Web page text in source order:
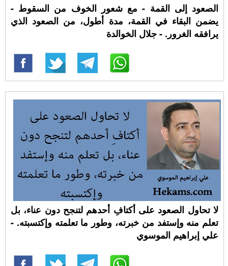
الصعود إلى القمة - مع شعور الخوف من السقوط -
يضمن البقاء في القمة، مدة أطول، من الصعود الذي
يرافقه الغرور. - جلال الخوالدة
لا تحاول الصعود على أكتافِ أحدهم لتنجح دون عناء، بل
تعلم منه وإستفد من خبرته، وطور ما تعلمته وإكتسبته. -
علي إبراهيم الموسوي